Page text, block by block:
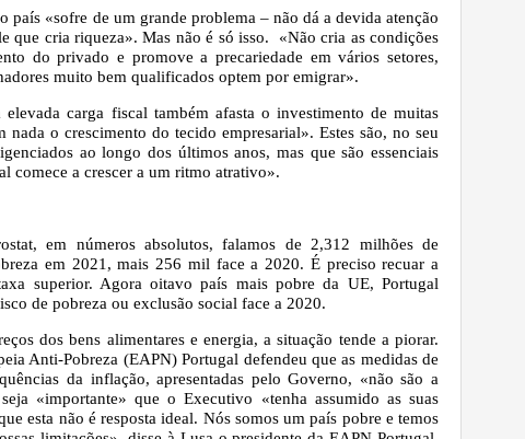
país «sofre de um grande problema – não dá a devida atenção
que cria riqueza». Mas não é só isso.
«Não cria as condições
do privado e promove a precariedade em vários setores,
muito bem qualificados optem por emigrar».
carga fiscal também afasta o investimento de muitas
nada o crescimento do tecido empresarial». Estes são, no seu
ao longo dos últimos anos, mas que são essenciais
comece a crescer a um ritmo atrativo».
em números absolutos, falamos de 2,312 milhões de
em 2021, mais 256 mil face a 2020. É preciso recuar a
superior. Agora oitavo país mais pobre da UE, Portugal
de pobreza ou exclusão social face a 2020.
dos bens alimentares e energia, a situação tende a piorar.
Anti-Pobreza (EAPN) Portugal defendeu que as medidas de
da inflação, apresentadas pelo Governo, «não são a
«importante» que o Executivo «tenha assumido as suas
esta não é resposta ideal. Nós somos um país pobre e temos